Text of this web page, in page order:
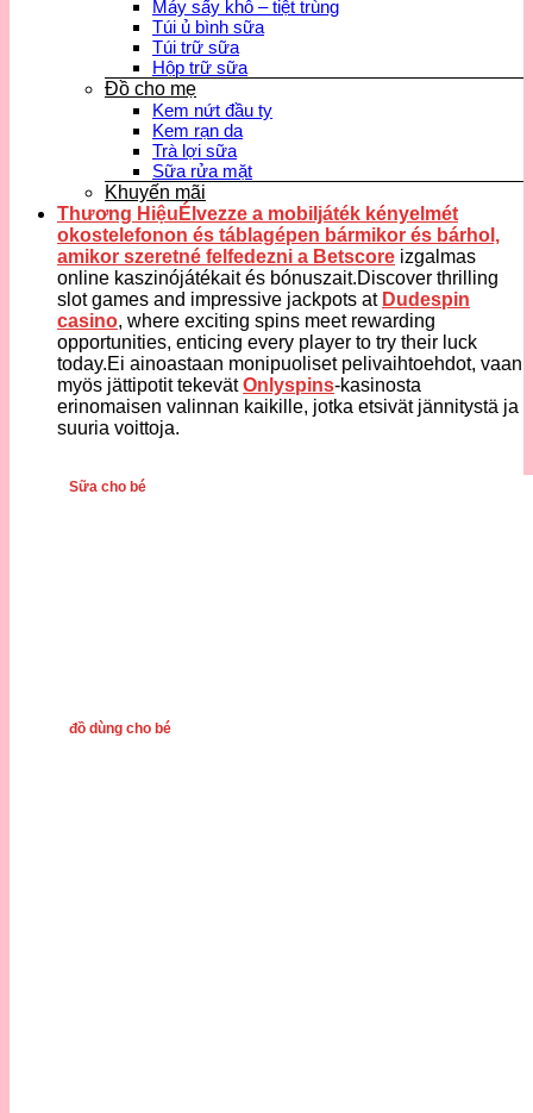
Máy sấy khô – tiệt trùng
Túi ủ bình sữa
Túi trữ sữa
Hộp trữ sữa
Đồ cho mẹ
Kem nứt đầu ty
Kem rạn da
Trà lợi sữa
Sữa rửa mặt
Khuyến mãi
Thương HiệuÉlvezze a mobiljáték kényelmét
okostelefonon és táblagépen bármikor és bárhol,
amikor szeretné felfedezni a Betscore izgalmas
online kaszinójátékait és bónuszait.Discover thrilling
slot games and impressive jackpots at Dudespin
casino, where exciting spins meet rewarding
opportunities, enticing every player to try their luck
today.Ei ainoastaan monipuoliset pelivaihtoehdot, vaan
myös jättipotit tekevätOnlyspins-kasinosta
erinomaisen valinnan kaikille, jotka etsivät jännitystä ja
suuria voittoja.
Sữa cho bé
đồ dùng cho bé